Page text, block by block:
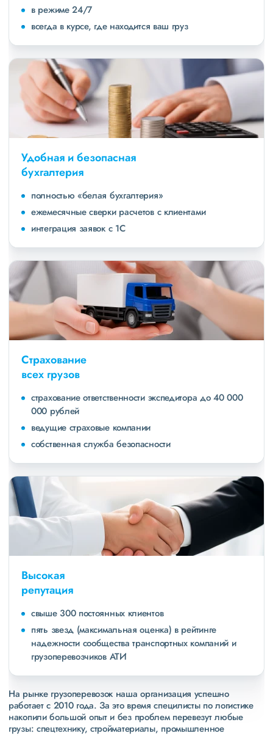
в режиме 24/7
всегда в курсе, где находится ваш груз
Удобная и безопасная
бухгалтерия
полностью «белая бухгалтерия»
ежемесячные сверки расчетов с клиентами
интеграция заявок с 1С
Страхование
всех грузов
страхование ответственности экспедитора до 40 000
000 рублей
ведущие страховые компании
собственная служба безопасности
Высокая
репутация
свыше 300 постоянных клиентов
пять звезд (максимальная оценка) в рейтинге
надежности сообщества транспортных компаний и
грузоперевозчиков АТИ
На рынке грузоперевозок наша организация успешно
работает с 2010 года. За это время специлисты по логистике
накопили большой опыт и без проблем перевезут любые
грузы: спецтехнику, стройматериалы, промышленное